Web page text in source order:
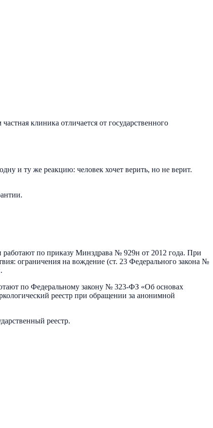
клиника отличается от государственного
и ту же реакцию: человек хочет верить, но не верит.
по приказу Минздрава № 929н от 2012 года. При
ограничения на вождение (ст. 23 Федерального закона №
по Федеральному закону № 323-ФЗ «Об основах
реестр при обращении за анонимной
реестр.